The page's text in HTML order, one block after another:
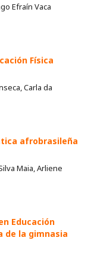
Efraín Vaca
Física
Carla da
afrobrasileña
Maia, Arliene
Educación
de la gimnasia